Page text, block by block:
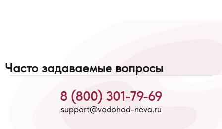
Часто задаваемые вопросы
8 (800) 301-79-69
support@vodohod-neva.ru